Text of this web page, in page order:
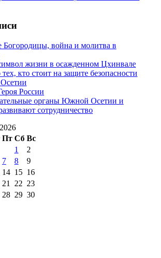
г
№97 30 июля 2015 г
2015 г
г(10)№98 5 июля 2014 г(10)
2013 г
2012 г(14) №98+99 11 июля
№99 4 августа
№99 8 июля 2014 г
г(11)
г
(12)
Богородицы, война и молитва в
жизни в осажденном Цхинвале
тех, кто стоит на защите безопасности
России
органы Южной Осетии и
сотрудничество
Пт Сб Вс
1
2
7 8
9
14 15 16
21 22 23
28 29 30